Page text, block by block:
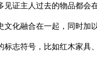
证主人过去的物品都会
化融合在一起，同时
志符号，比如红木家具